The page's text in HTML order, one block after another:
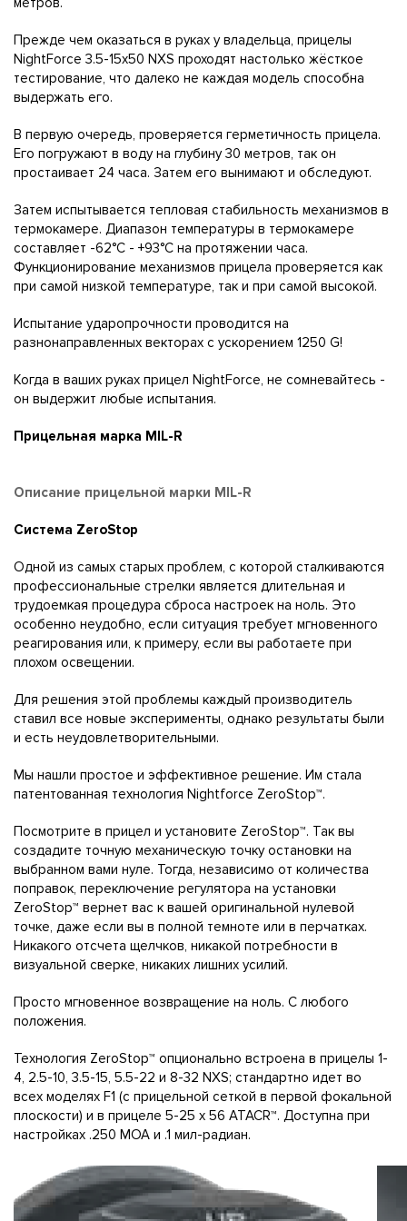
Прежде чем оказаться в руках у владельца, прицелы
NightForce 3.5-15х50 NXS проходят настолько жёсткое
тестирование, что далеко не каждая модель способна
выдержать его.
В первую очередь, проверяется герметичность прицела.
Его погружают в воду на глубину 30 метров, так он
простаивает 24 часа. Затем его вынимают и обследуют.
Затем испытывается тепловая стабильность механизмов в
термокамере. Диапазон температуры в термокамере
составляет -62°С - +93°С на протяжении часа.
Функционирование механизмов прицела проверяется как
при самой низкой температуре, так и при самой высокой.
Испытание ударопрочности проводится на
разнонаправленных векторах с ускорением 1250 G!
Когда в ваших руках прицел NightForce, не сомневайтесь -
он выдержит любые испытания.
Прицельная марка MIL-R
Описание прицельной марки MIL-R
Система ZeroStop
Одной из самых старых проблем, с которой сталкиваются
профессиональные стрелки является длительная и
трудоемкая процедура сброса настроек на ноль. Это
особенно неудобно, если ситуация требует мгновенного
реагирования или, к примеру, если вы работаете при
плохом освещении.
Для решения этой проблемы каждый производитель
ставил все новые эксперименты, однако результаты были
и есть неудовлетворительными.
Мы нашли простое и эффективное решение. Им стала
патентованная технология Nightforce ZeroStop™.
Посмотрите в прицел и установите ZeroStop™. Так вы
создадите точную механическую точку остановки на
выбранном вами нуле. Тогда, независимо от количества
поправок, переключение регулятора на установки
ZeroStop™ вернет вас к вашей оригинальной нулевой
точке, даже если вы в полной темноте или в перчатках.
Никакого отсчета щелчков, никакой потребности в
визуальной сверке, никаких лишних усилий.
Просто мгновенное возвращение на ноль. С любого
положения.
Технология ZeroStop™ опционально встроена в прицелы 1-
4, 2.5-10, 3.5-15, 5.5-22 и 8-32 NXS; стандартно идет во
всех моделях F1 (с прицельной сеткой в первой фокальной
плоскости) и в прицеле 5-25 x 56 ATACR™. Доступна при
настройках .250 MOA и .1 мил-радиан.